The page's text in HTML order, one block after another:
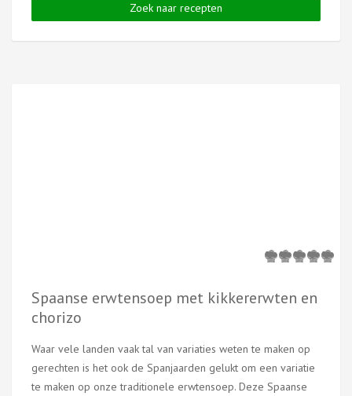
Zoek naar recepten
Spaanse erwtensoep met kikkererwten en
chorizo
Waar vele landen vaak tal van variaties weten te maken op
gerechten is het ook de Spanjaarden gelukt om een variatie
te maken op onze traditionele erwtensoep. Deze Spaanse